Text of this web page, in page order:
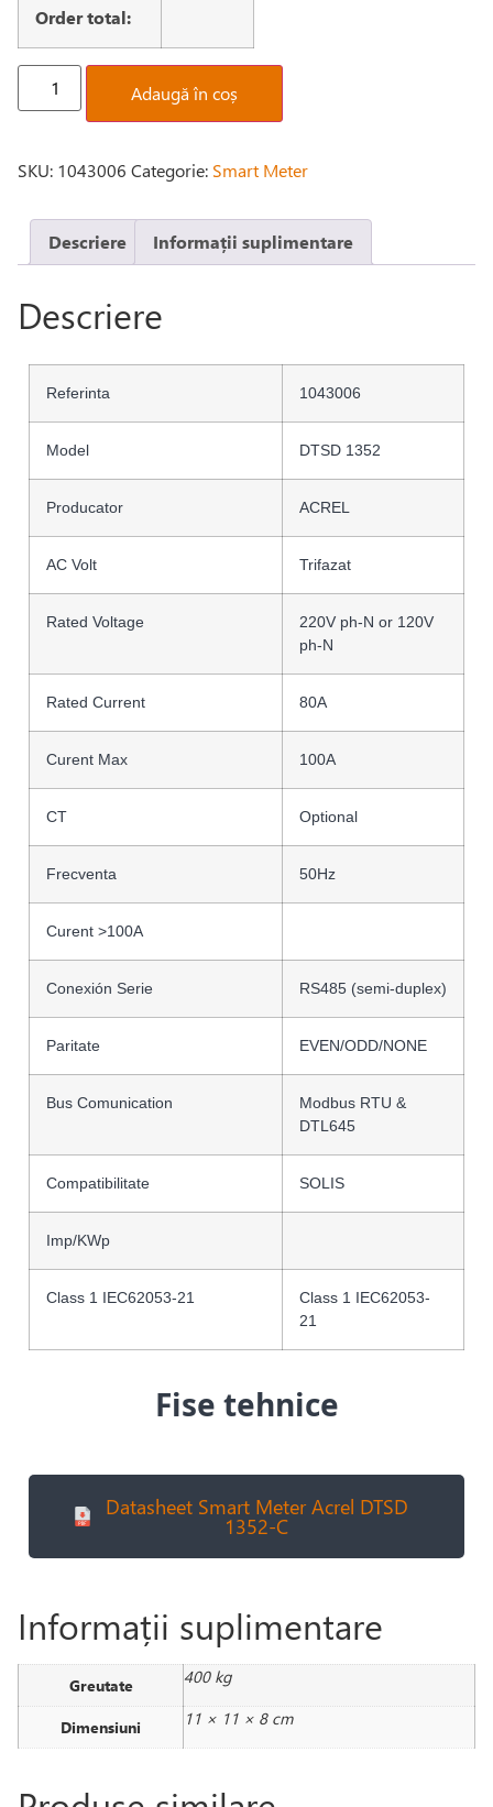
Order total:
Adaugă în coș
SKU: 1043006 Categorie: Smart Meter
Descriere Informații suplimentare
Descriere
Referinta 1043006
Model DTSD 1352
Producator ACREL
AC Volt Trifazat
Rated Voltage
220V ph-N or 120V
ph-N
Rated Current 80A
Curent Max 100A
CT Optional
Frecventa 50Hz
Curent >100A
Conexión Serie RS485 (semi-duplex)
Paritate EVEN/ODD/NONE
Bus Comunication
Modbus RTU &
DTL645
Compatibilitate SOLIS
Imp/KWp
Class 1 IEC62053-21
Class 1 IEC62053-
21
Fise tehnice
Datasheet Smart Meter Acrel DTSD
1352-C
Informații suplimentare
Greutate 400 kg
Dimensiuni 11 × 11 × 8 cm